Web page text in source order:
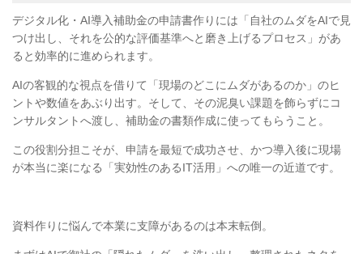
デジタル化・AI導入補助金の申請書作りには「自社のムダをAIで見
つけ出し、それを公的な評価基準へと磨き上げるプロセス」があ
ると効率的に進められます。
AIの客観的な視点を借りて「現場のどこにムダがあるのか」のヒ
ントや数値をあぶり出す。そして、その泥臭い課題を飾らずにコ
ンサルタントへ渡し、補助金の書類作成に使ってもらうこと。
この役割分担こそが、申請を最短で成功させ、かつ導入後に現場
が本当に楽になる「実効性のあるIT活用」への唯一の近道です。
資料作りに悩んで本業に支障があるのは本末転倒。